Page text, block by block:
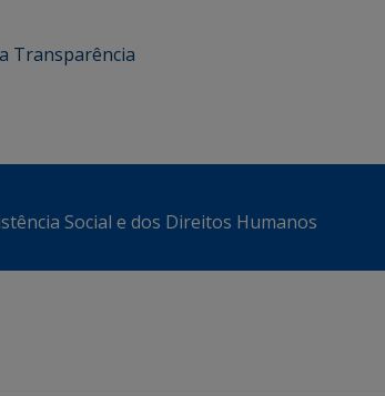
Transparência
Social e dos Direitos Humanos